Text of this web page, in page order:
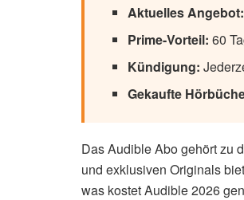
Aktuelles Angebot:
Prime-Vorteil: 60
Kündigung:
Gekaufte
Das Audible Abo gehört zu
und exklusiven Originals
was kostet Audible 2026